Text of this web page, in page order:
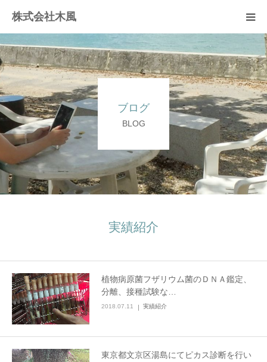
株式会社木風
ブログ
BLOG
実績紹介
植物病原菌フザリウム菌のＤＮＡ鑑定、
分離、接種試験な…
2018.07.11 実績紹介
東京都文京区湯島にてピカス診断を行い
業務案内
資材販売(ブレスパイプ)
樹木医受験応援講座
お問い合せ